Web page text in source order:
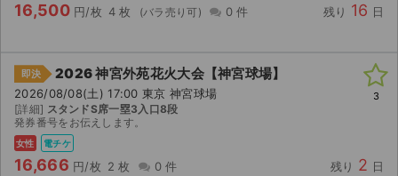
16,500 円/枚 4 枚 0 件 残り 16 日
即決 2026 神宮外苑花火大会【神宮球場】
2026/08/08(土) 17:00 東京 神宮球場
[詳細] スタンドS席一塁3入口8段
発券番号をお伝えします。
女性 電チケ
16,666 円/枚 2 枚 0 件 残り 2 日
3